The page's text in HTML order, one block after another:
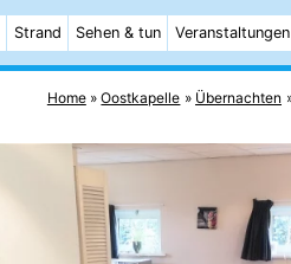
Strand Sehen & tun Veranstaltungen
Home Oostkapelle Übernachten